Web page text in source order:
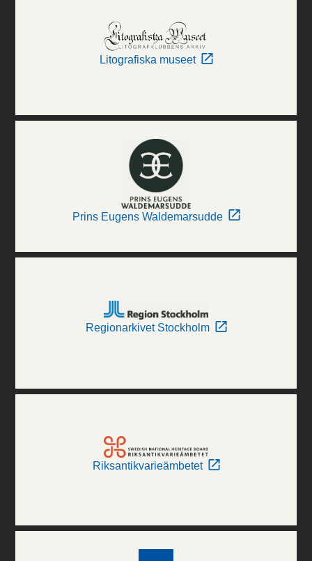
Litografiska museet
Prins Eugens Waldemarsudde
Regionarkivet Stockholm
Riksantikvarieämbetet